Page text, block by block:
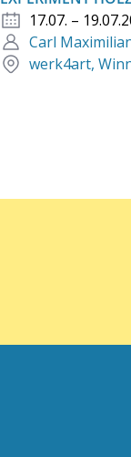
17.07. –
Carl
werk4art,